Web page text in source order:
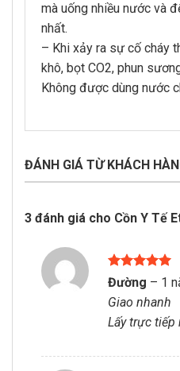
mà uống nhiều nước và
nhất.
– Khi xảy ra sự cố cháy
khô, bọt CO2, phun
Không được dùng nước
ĐÁNH GIÁ TỪ KHÁCH
3 đánh giá cho Cồn Y Tế
Được xếp
hạng55
sao
Đường – 1
Giao nhanh
Lấy trực tiếp